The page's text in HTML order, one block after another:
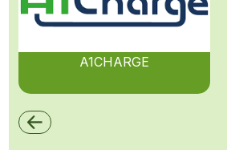
A1CHARGE